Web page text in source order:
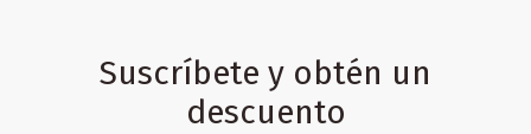
Suscríbete y obtén un
descuento